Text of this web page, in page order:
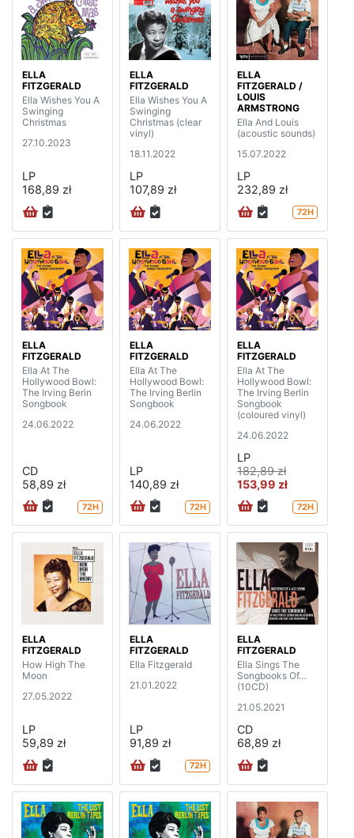
ELLA
FITZGERALD
Ella Wishes You A
Swinging
Christmas
27.10.2023
LP
168,89 zł
ELLA
FITZGERALD
Ella Wishes You A
Swinging
Christmas (clear
vinyl)
18.11.2022
LP
107,89 zł
ELLA
FITZGERALD /
LOUIS
ARMSTRONG
Ella And Louis
(acoustic sounds)
15.07.2022
LP
232,89 zł
72H
ELLA
FITZGERALD
Ella At The
Hollywood Bowl:
The Irving Berin
Songbook
24.06.2022
CD
58,89 zł
72H
ELLA
FITZGERALD
Ella At The
Hollywood Bowl:
The Irving Berlin
Songbook
24.06.2022
LP
140,89 zł
72H
ELLA
FITZGERALD
Ella At The
Hollywood Bowl:
The Irving Berlin
Songbook
(coloured vinyl)
24.06.2022
LP
182,89 zł
153,99 zł
72H
ELLA
FITZGERALD
How High The
Moon
27.05.2022
LP
59,89 zł
ELLA
FITZGERALD
Ella Fitzgerald
21.01.2022
LP
91,89 zł
72H
ELLA
FITZGERALD
Ella Sings The
Songbooks Of…
(10CD)
21.05.2021
CD
68,89 zł